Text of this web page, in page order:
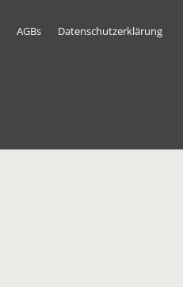
AGBs
Datenschutzerklärung